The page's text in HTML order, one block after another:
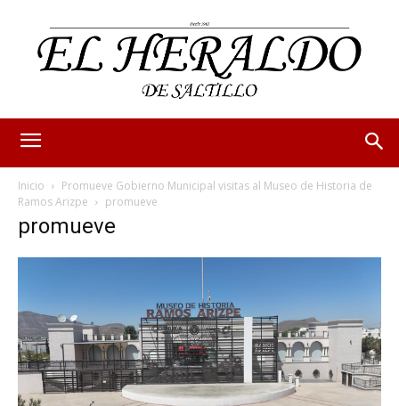
Inicio
Promueve Gobierno Municipal visitas al Museo de Historia de
Ramos Arizpe
promueve
promueve